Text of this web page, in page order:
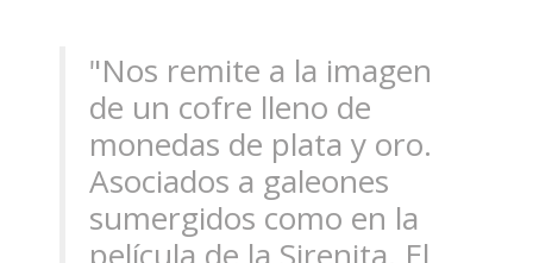
"Nos remite a la imagen
de un cofre lleno de
monedas de plata y oro.
Asociados a galeones
sumergidos como en la
película de la Sirenita. El